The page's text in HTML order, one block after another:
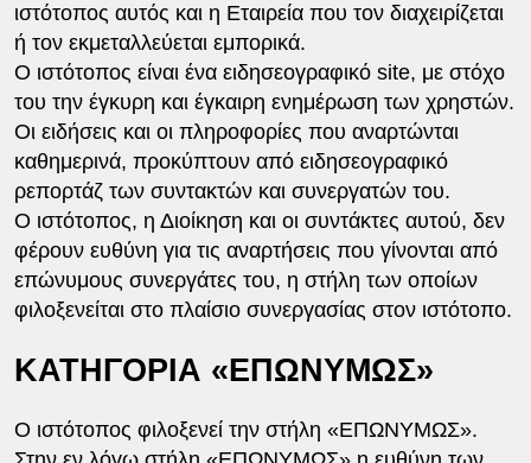
ιστότοπος αυτός και η Εταιρεία που τον διαχειρίζεται
ή τον εκμεταλλεύεται εμπορικά.
Ο ιστότοπος είναι ένα ειδησεογραφικό site, με στόχο
του την έγκυρη και έγκαιρη ενημέρωση των χρηστών.
Οι ειδήσεις και οι πληροφορίες που αναρτώνται
καθημερινά, προκύπτουν από ειδησεογραφικό
ρεπορτάζ των συντακτών και συνεργατών του.
Ο ιστότοπος, η Διοίκηση και οι συντάκτες αυτού, δεν
φέρουν ευθύνη για τις αναρτήσεις που γίνονται από
επώνυμους συνεργάτες του, η στήλη των οποίων
φιλοξενείται στο πλαίσιο συνεργασίας στον ιστότοπο.
ΚΑΤΗΓΟΡΙΑ «ΕΠΩΝΥΜΩΣ»
Ο ιστότοπος φιλοξενεί την στήλη «ΕΠΩΝΥΜΩΣ».